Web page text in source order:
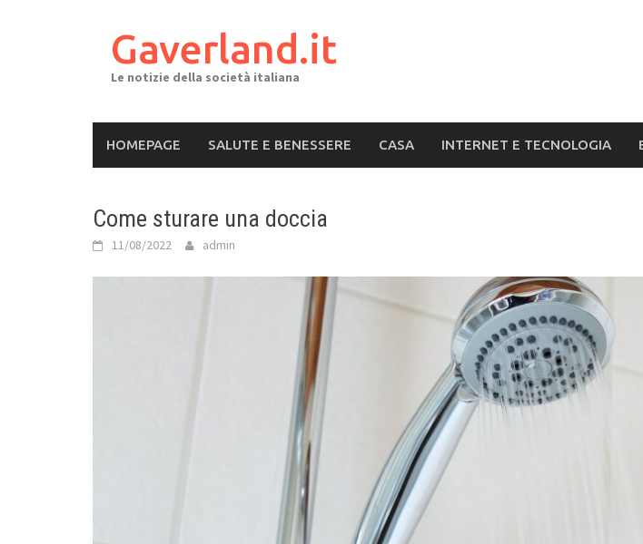
Gaverland.it
Le notizie della società italiana
HOMEPAGE SALUTE E BENESSERE CASA INTERNET E TECNOLOGIA
Come sturare una doccia
11/08/2022 admin